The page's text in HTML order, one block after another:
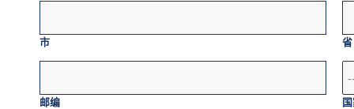
市 省
邮编